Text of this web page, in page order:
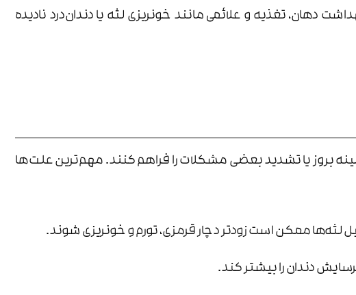
دهان، تغذیه و علائمی مانند خونریزی لثه یا دندان‌درد نادیده
زمینه بروز یا تشدید بعضی مشکلات را فراهم کنند. مهم‌ترین علت‌ها
لثه‌ها ممکن است زودتر دچار قرمزی، تورم و خونریزی شوند.
دندان را بیشتر کند.